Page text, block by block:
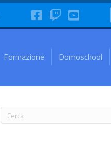
FaceBookTwitchYouTube
Formazione Domoschool